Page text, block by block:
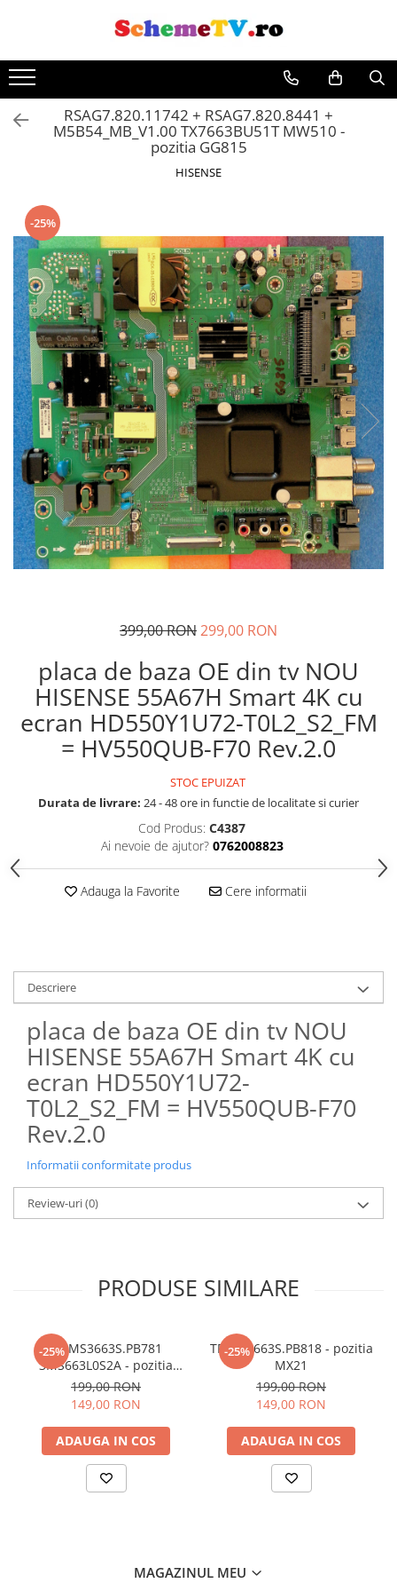
RSAG7.820.11742 + RSAG7.820.8441 +
M5B54_MB_V1.00 TX7663BU51T MW510 -
pozitia GG815
HISENSE
-25%
399,00 RON299,00 RON
placa de baza OE din tv NOU
HISENSE 55A67H Smart 4K cu
ecran HD550Y1U72-T0L2_S2_FM
= HV550QUB-F70 Rev.2.0
STOC EPUIZAT
Durata de livrare: 24 - 48 ore in functie de localitate si curier
Cod Produs: C4387
Ai nevoie de ajutor? 0762008823
Adauga la Favorite Cere informatii
Descriere
placa de baza OE din tv NOU
HISENSE 55A67H Smart 4K cu
ecran HD550Y1U72-
T0L2_S2_FM = HV550QUB-F70
Rev.2.0
Informatii conformitate produs
Review-uri(0)
PRODUSE SIMILARE
-25%TP.MS3663S.PB781
3MS663L0S2A - pozitia
MX22
199,00 RON
149,00 RON
ADAUGA IN COS
-25%
TP.MS3663S.PB818 - pozitia
MX21
199,00 RON
149,00 RON
ADAUGA IN COS
MAGAZINUL MEU